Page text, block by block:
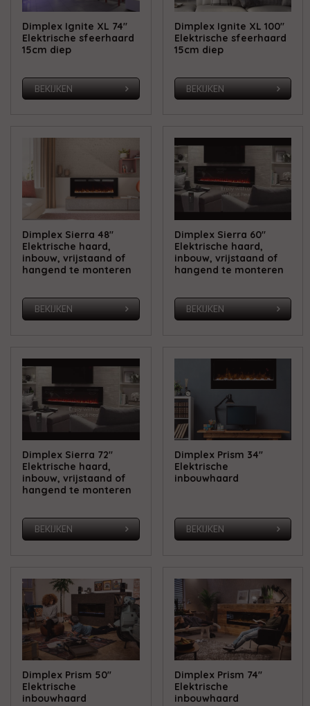
Dimplex Ignite XL 74"
Elektrische sfeerhaard
15cm diep
BEKIJKEN
Dimplex Ignite XL 100"
Elektrische sfeerhaard
15cm diep
BEKIJKEN
Dimplex Sierra 48"
Elektrische haard,
inbouw, vrijstaand of
hangend te monteren
BEKIJKEN
Dimplex Sierra 60"
Elektrische haard,
inbouw, vrijstaand of
hangend te monteren
BEKIJKEN
Dimplex Sierra 72"
Elektrische haard,
inbouw, vrijstaand of
hangend te monteren
BEKIJKEN
Dimplex Prism 34''
Elektrische
inbouwhaard
BEKIJKEN
Dimplex Prism 50''
Elektrische
inbouwhaard
Dimplex Prism 74''
Elektrische
inbouwhaard